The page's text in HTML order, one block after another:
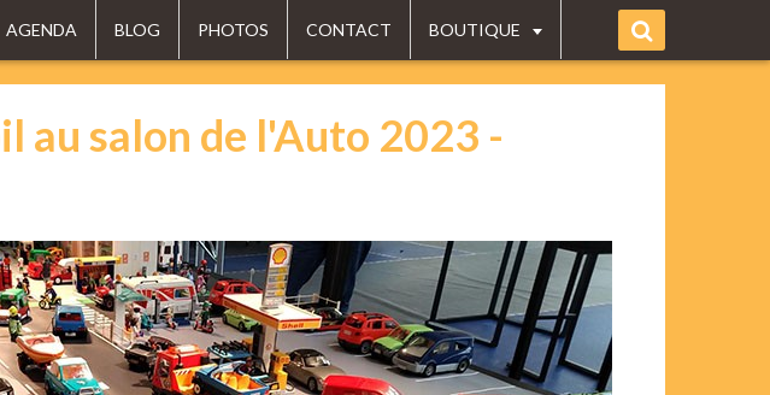
AGENDA BLOG PHOTOS CONTACT BOUTIQUE
au salon de l'Auto 2023 -